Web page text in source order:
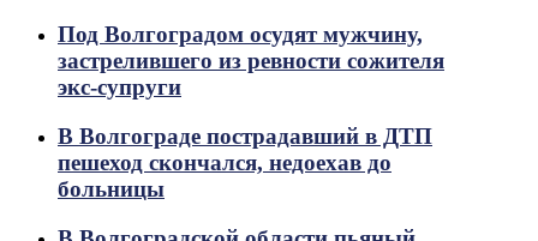
Под Волгоградом осудят мужчину,
застрелившего из ревности сожителя
экс-супруги
В Волгограде пострадавший в ДТП
пешеход скончался, недоехав до
больницы